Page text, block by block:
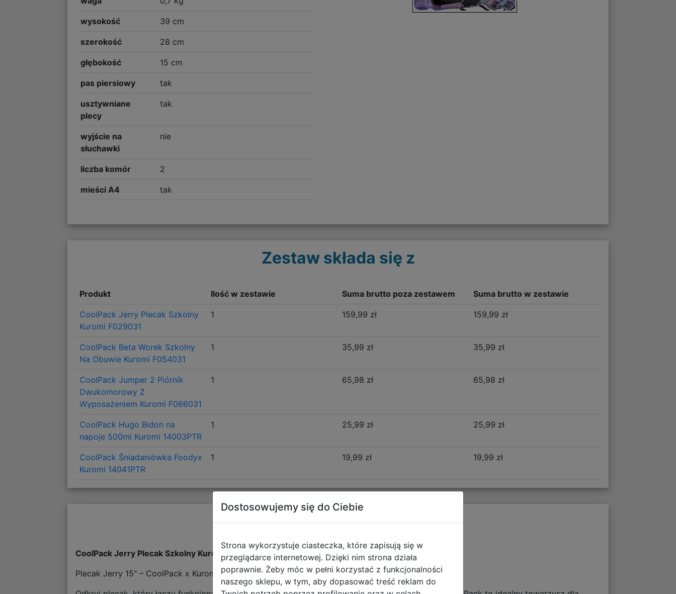
wysokość 39 cm
szerokość 28 cm
głębokość 15 cm
pas piersiowy tak
usztywniane
plecy
tak
wyjście na
słuchawki
nie
liczba komór 2
mieści A4 tak
Zestaw składa się z
Produkt Ilość w zestawie Suma brutto poza zestawem Suma brutto w zestawie
CoolPack Jerry Plecak Szkolny
Kuromi F029031
1 159,99 zł 159,99 zł
CoolPack Beta Worek Szkolny
Na Obuwie Kuromi F054031
1 35,99 zł 35,99 zł
CoolPack Jumper 2 Piórnik
Dwukomorowy Z
Wyposażeniem Kuromi F066031
1 65,98 zł 65,98 zł
CoolPack Hugo Bidon na
napoje 500ml Kuromi 14003PTR
1 25,99 zł 25,99 zł
CoolPack Śniadaniówka Foodyx
Kuromi 14041PTR
1 19,99 zł 19,99 zł
Opis produktu
CoolPack Jerry Plecak Szkolny Kuromi F029031
Plecak Jerry 15" – CoolPack x Kuromi: Twój codzienny must-have z nutą buntowniczego uroku!
Dostosowujemy się do Ciebie
Strona wykorzystuje ciasteczka, które zapisują się w
przeglądarce internetowej. Dzięki nim strona działa
poprawnie. Żeby móc w pełni korzystać z funkcjonalności
naszego sklepu, w tym, aby dopasować treść reklam do